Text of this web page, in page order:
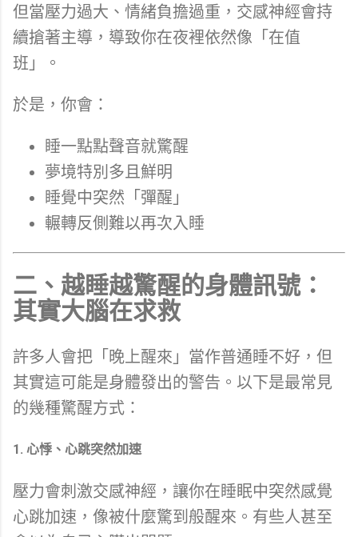
但當壓力過大、情緒負擔過重，交感神經會持
續搶著主導，導致你在夜裡依然像「在值
班」。
於是，你會：
睡一點點聲音就驚醒
夢境特別多且鮮明
睡覺中突然「彈醒」
輾轉反側難以再次入睡
二、越睡越驚醒的身體訊號：
其實大腦在求救
許多人會把「晚上醒來」當作普通睡不好，但
其實這可能是身體發出的警告。以下是最常見
的幾種驚醒方式：
1. 心悸、心跳突然加速
壓力會刺激交感神經，讓你在睡眠中突然感覺
心跳加速，像被什麼驚到般醒來。有些人甚至